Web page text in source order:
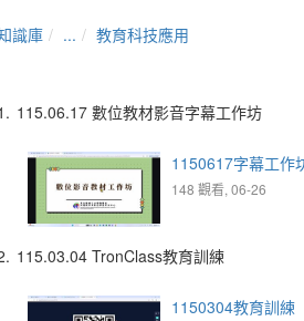
識庫 ... 教育科技應用
115.06.17 數位教材影音字幕工作坊
1150617字幕工作
148 觀看, 06-26
115.03.04 TronClass教育訓練
1150304教育訓練